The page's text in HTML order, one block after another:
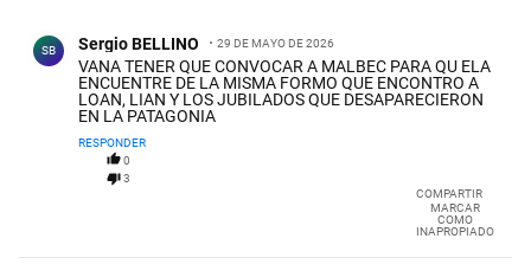
SB Sergio BELLINO 29 DE MAYO DE 2026
VANA TENER QUE CONVOCAR A MALBEC PARA QU ELA
ENCUENTRE DE LA MISMA FORMO QUE ENCONTRO A
LOAN, LIAN Y LOS JUBILADOS QUE DESAPARECIERON
EN LA PATAGONIA
RESPONDER
0
3
COMPARTIR
MARCAR
COMO
INAPROPIADO